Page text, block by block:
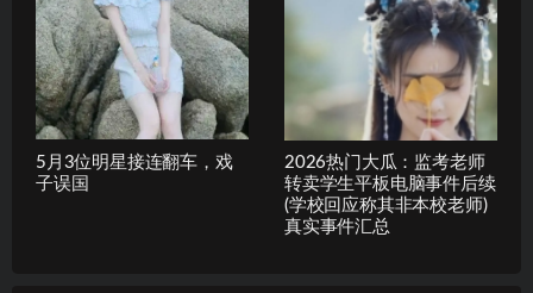
5月3位明星接连翻车，戏
子误国
2026热门大瓜：监考老师
转卖学生平板电脑事件后续
(学校回应称其非本校老师)
真实事件汇总